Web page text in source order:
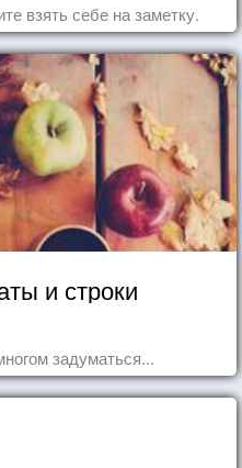
взять себе на заметку.
и строки
задуматься...